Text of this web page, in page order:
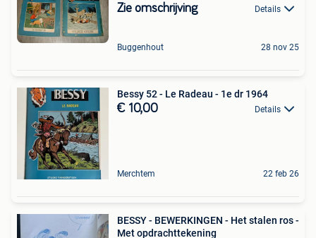
Zie omschrijving Details
Buggenhout 28 nov 25
Bessy 52 - Le Radeau - 1e dr 1964
€ 10,00 Details
Merchtem 22 feb 26
BESSY - BEWERKINGEN - Het stalen ros -
Met opdrachttekening